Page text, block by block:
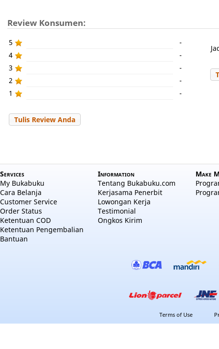
Review Konsumen:
5
-
4
-
3
-
2
-
1
-
Tulis Review Anda
Services
My Bukabuku
Cara Belanja
Customer Service
Order Status
Ketentuan COD
Ketentuan Pengembalian
Bantuan
Information
Tentang Bukabuku.com
Kerjasama Penerbit
Lowongan Kerja
Testimonial
Ongkos Kirim
Make
Terms of Use